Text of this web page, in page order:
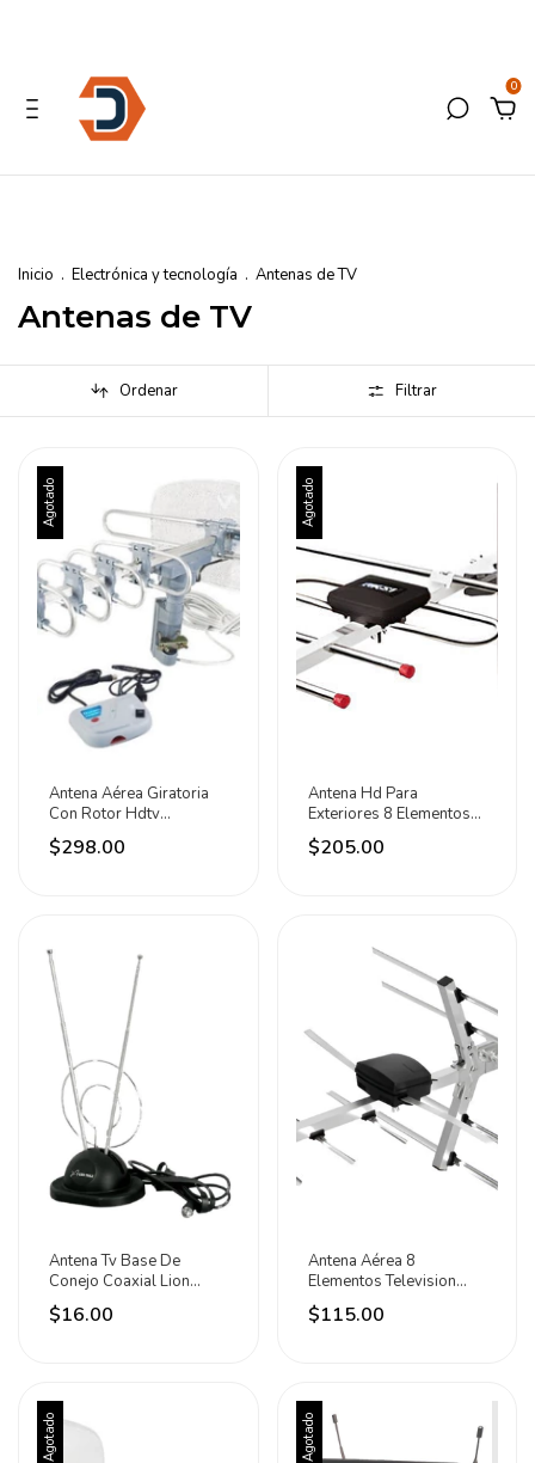
0
Inicio . Electrónica y tecnología . Antenas de TV
Antenas de TV
Ordenar Filtrar
Agotado
Antena Aérea Giratoria
Con Rotor Hdtv
Uhf/vhf/fm Lion Tools
$298.00
Agotado
Antena Hd Para
Exteriores 8 Elementos
10m Cable Coaxial Aksi
$205.00
Antena Tv Base De
Conejo Coaxial Lion
Tools 6829
$16.00
Antena Aérea 8
Elementos Television
Radio Vhf Uhf Hdtv Lion
$115.00
Agotado Agotado